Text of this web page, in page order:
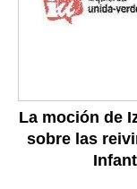
La moción de
sobre las